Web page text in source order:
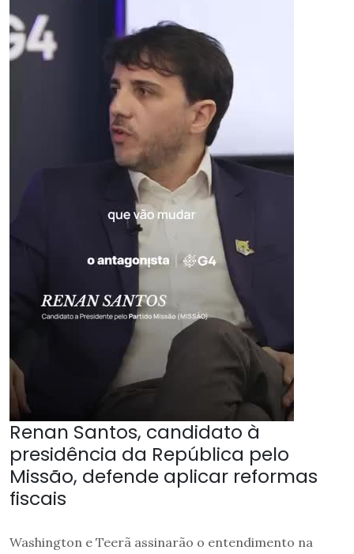
Renan Santos, candidato à
presidência da República pelo
Missão, defende aplicar reformas
fiscais
Washington e Teerã assinarão o entendimento na